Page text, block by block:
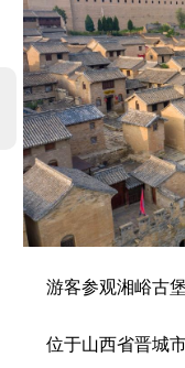
彩票
公益 一
文化产业
地方频道
浙江
游客参观湘峪古堡
位于山西省晋城市